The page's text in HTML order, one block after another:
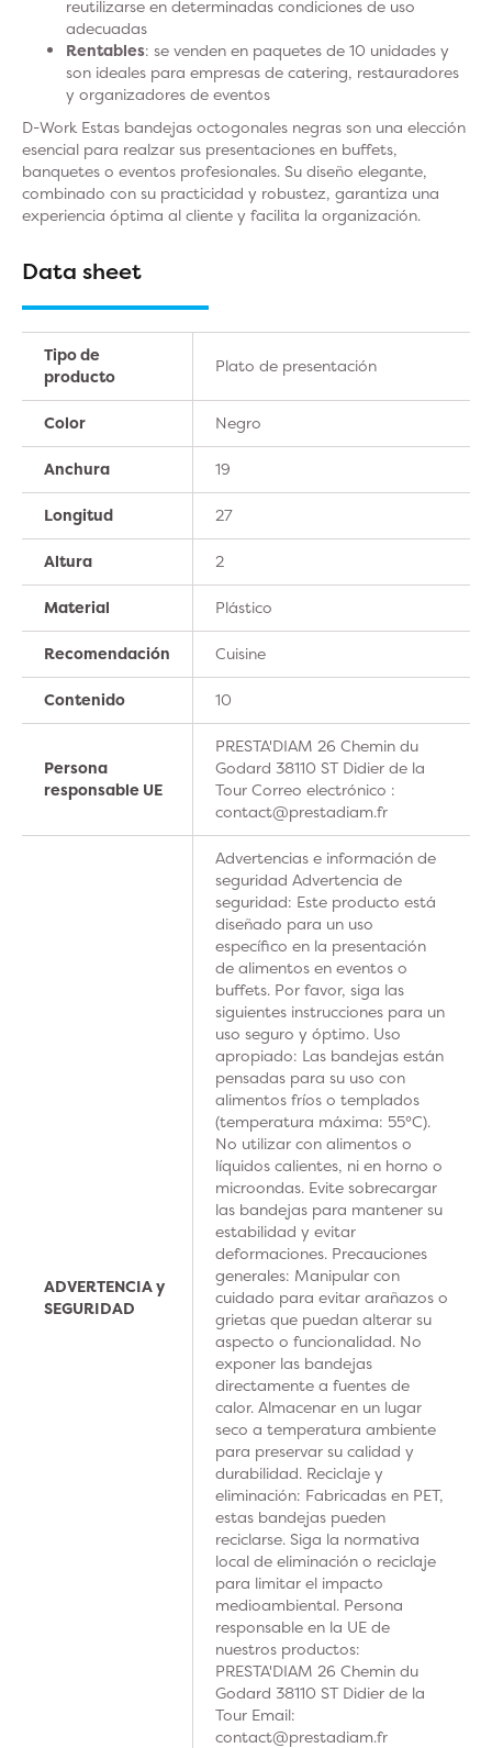
reutilizarse en determinadas condiciones de uso
adecuadas
Rentables: se venden en paquetes de 10 unidades y
son ideales para empresas de catering, restauradores
y organizadores de eventos
D-Work Estas bandejas octogonales negras son una elección
esencial para realzar sus presentaciones en buffets,
banquetes o eventos profesionales. Su diseño elegante,
combinado con su practicidad y robustez, garantiza una
experiencia óptima al cliente y facilita la organización.
Data sheet
Tipo de
producto
Plato de presentación
Color Negro
Anchura 19
Longitud 27
Altura 2
Material Plástico
Recomendación Cuisine
Contenido 10
Persona
responsable UE
PRESTA'DIAM 26 Chemin du
Godard 38110 ST Didier de la
Tour Correo electrónico :
contact@prestadiam.fr
ADVERTENCIA y
SEGURIDAD
Advertencias e información de
seguridad Advertencia de
seguridad: Este producto está
diseñado para un uso
específico en la presentación
de alimentos en eventos o
buffets. Por favor, siga las
siguientes instrucciones para un
uso seguro y óptimo. Uso
apropiado: Las bandejas están
pensadas para su uso con
alimentos fríos o templados
(temperatura máxima: 55°C).
No utilizar con alimentos o
líquidos calientes, ni en horno o
microondas. Evite sobrecargar
las bandejas para mantener su
estabilidad y evitar
deformaciones. Precauciones
generales: Manipular con
cuidado para evitar arañazos o
grietas que puedan alterar su
aspecto o funcionalidad. No
exponer las bandejas
directamente a fuentes de
calor. Almacenar en un lugar
seco a temperatura ambiente
para preservar su calidad y
durabilidad. Reciclaje y
eliminación: Fabricadas en PET,
estas bandejas pueden
reciclarse. Siga la normativa
local de eliminación o reciclaje
para limitar el impacto
medioambiental. Persona
responsable en la UE de
nuestros productos:
PRESTA'DIAM 26 Chemin du
Godard 38110 ST Didier de la
Tour Email:
contact@prestadiam.fr